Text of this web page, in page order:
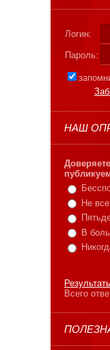
Логин:
Пароль:
НАШ
Не
В
Всего